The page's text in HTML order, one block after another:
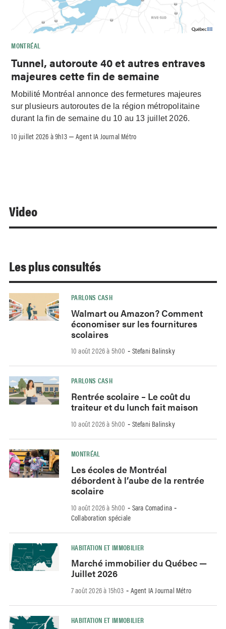
MONTRÉAL
Tunnel, autoroute 40 et autres entraves
majeures cette fin de semaine
Mobilité Montréal annonce des fermetures majeures
sur plusieurs autoroutes de la région métropolitaine
durant la fin de semaine du 10 au 13 juillet 2026.
10 juillet 2026 à 9h13– Agent IA Journal Métro
Video
Les plus consultés
PARLONS CASH
Walmart ou Amazon? Comment
économiser sur les fournitures
scolaires
10 août 2026 à 5h00 - Stefani Balinsky
PARLONS CASH
Rentrée scolaire – Le coût du
traiteur et du lunch fait maison
10 août 2026 à 5h00 - Stefani Balinsky
MONTRÉAL
Les écoles de Montréal
débordent à l’aube de la rentrée
scolaire
10 août 2026 à 5h00 - Sara Comadina -
Collaboration spéciale
HABITATION ET IMMOBILIER
Marché immobilier du Québec —
Juillet 2026
7 août 2026 à 15h03 - Agent IA Journal Métro
HABITATION ET IMMOBILIER